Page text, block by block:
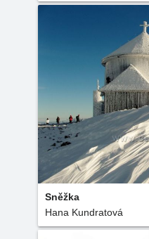
Sněžka
Hana Kundratová